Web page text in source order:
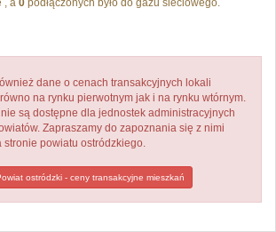
, a 0 podłączonych było do gazu sieciowego.
dane o cenach transakcyjnych lokali
na rynku pierwotnym jak i na rynku wtórnym.
są dostępne dla jednostek administracyjnych
Zapraszamy do zapoznania się z nimi
stronie powiatu ostródzkiego.
ostródzki - ceny transakcyjne mieszkań